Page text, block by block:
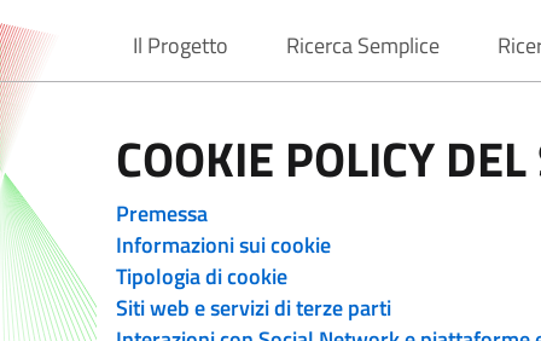
Normattiva
Il Progetto
current Ricerca Semplice
COOKIE POLICY
Premessa
Informazioni sui cookie
Tipologia di cookie
Siti web e servizi di terze parti